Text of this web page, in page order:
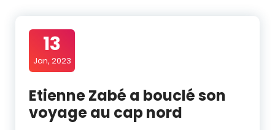
13
Jan, 2023
Etienne Zabé a bouclé son
voyage au cap nord